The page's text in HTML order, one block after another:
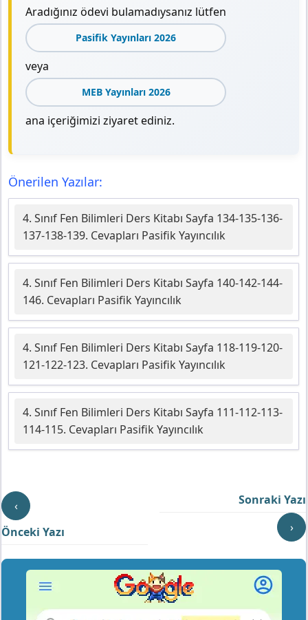
Aradığınız ödevi bulamadıysanız lütfen
Pasifik Yayınları 2026
veya
MEB Yayınları 2026
ana içeriğimizi ziyaret ediniz.
Önerilen Yazılar:
4. Sınıf Fen Bilimleri Ders Kitabı Sayfa 134-135-136-
137-138-139. Cevapları Pasifik Yayıncılık
4. Sınıf Fen Bilimleri Ders Kitabı Sayfa 140-142-144-
146. Cevapları Pasifik Yayıncılık
4. Sınıf Fen Bilimleri Ders Kitabı Sayfa 118-119-120-
121-122-123. Cevapları Pasifik Yayıncılık
4. Sınıf Fen Bilimleri Ders Kitabı Sayfa 111-112-113-
114-115. Cevapları Pasifik Yayıncılık
‹
Önceki Yazı
Sonraki Yazı
›